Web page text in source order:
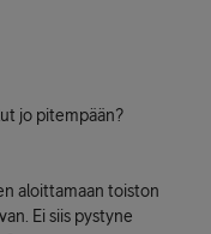
jo pitempään?
aloittamaan toiston
Ei siis pystyne